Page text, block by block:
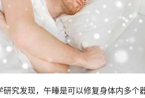
究发现，午睡是可以修复身体内多个